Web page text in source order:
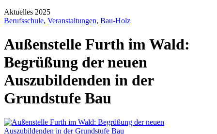
Aktuelles 2025
Berufsschule, Veranstaltungen, Bau-Holz
Außenstelle Furth im Wald:
Begrüßung der neuen
Auszubildenden in der
Grundstufe Bau